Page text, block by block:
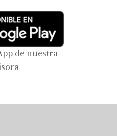
de nuestra